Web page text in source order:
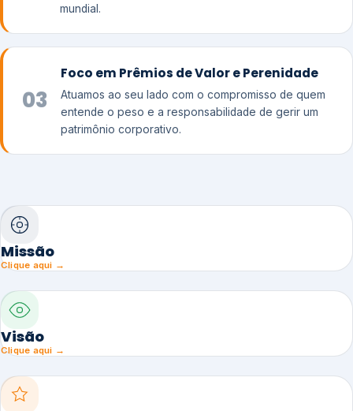
mundial.
03
Foco em Prêmios de Valor e Perenidade
Atuamos ao seu lado com o compromisso de quem
entende o peso e a responsabilidade de gerir um
patrimônio corporativo.
Missão
Clique aqui →
Visão
Clique aqui →